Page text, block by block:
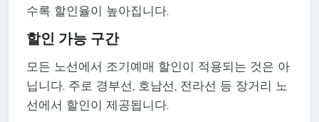
수록 할인율이 높아집니다.
할인 가능 구간
모든 노선에서 조기예매 할인이 적용되는 것은 아
닙니다. 주로 경부선, 호남선, 전라선 등 장거리 노
선에서 할인이 제공됩니다.